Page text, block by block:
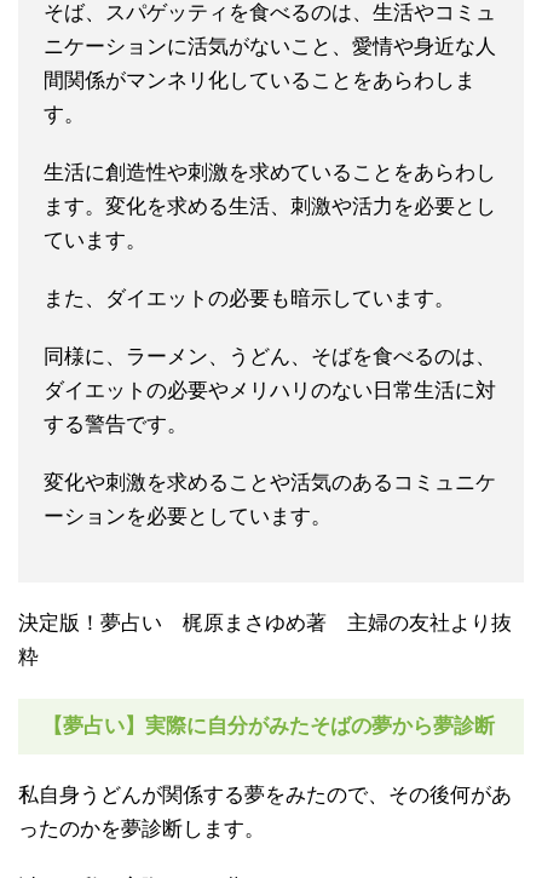
そば、スパゲッティを食べるのは、生活やコミュ
ニケーションに活気がないこと、愛情や身近な人
間関係がマンネリ化していることをあらわしま
す。
生活に創造性や刺激を求めていることをあらわし
ます。変化を求める生活、刺激や活力を必要とし
ています。
また、ダイエットの必要も暗示しています。
同様に、ラーメン、うどん、そばを食べるのは、
ダイエットの必要やメリハリのない日常生活に対
する警告です。
変化や刺激を求めることや活気のあるコミュニケ
ーションを必要としています。
決定版！夢占い 梶原まさゆめ著 主婦の友社より抜
粋
【夢占い】実際に自分がみたそばの夢から夢診断
私自身うどんが関係する夢をみたので、その後何があ
ったのかを夢診断します。